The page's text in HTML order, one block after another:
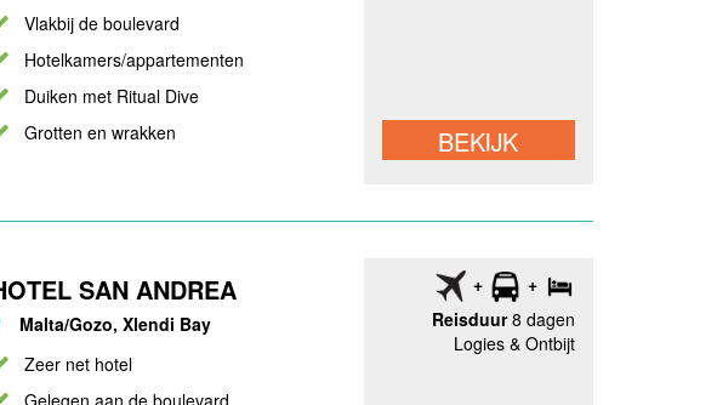
BEKIJK
Vlakbij de boulevard
Hotelkamers/appartementen
Duiken met Ritual Dive
Grotten en wrakken
Reisduur8 dagen
Logies & Ontbijt
SAN ANDREA
Malta/Gozo, Xlendi Bay
Zeer net hotel
Gelegen aan de boulevard